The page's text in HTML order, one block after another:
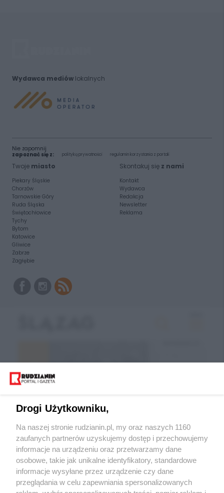
Wydawca mediówlokalnych
Nie zapomnij
zapoznać się z:
polityką prywatności regulamin korzystania z portali
Twoje miasto
Piekary Śląskie
Chorzów
Tarnowskie Góry
Ruda Śląska
Świętochłowice
Tychy
Bytom
Katowice
Gliwice
Zabrze
Zagłębie
Skontakuj się z nami
Kontakt
Wydawca
Redakcja
Newsletter
Reklama
Wróć do strony głównej
ślązag.pl
Drogi Użytkowniku,
Na naszej stronie rudzianin.pl, my oraz naszych 1160
zaufanych partnerów uzyskujemy dostęp i przechowujemy
informacje na urządzeniu oraz przetwarzamy dane
osobowe, takie jak unikalne identyfikatory, standardowe
informacje wysyłane przez urządzenie czy dane
przeglądania w celu zapewniania spersonalizowanych